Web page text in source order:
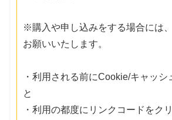
※購入や申し込みをする場合には
お願いいたします。
・利用される前にCookie/キャッシ
と
・利用の都度にリンクコードをク